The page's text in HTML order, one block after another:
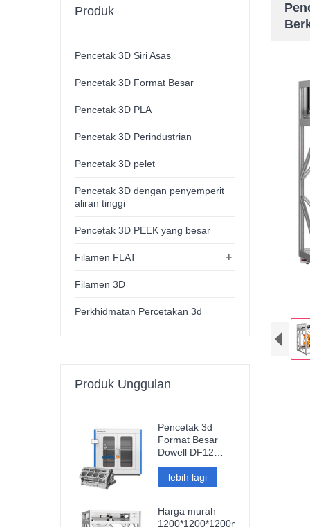
Produk
Pencetak 3D Siri Asas
Pencetak 3D Format Besar
Pencetak 3D PLA
Pencetak 3D Perindustrian
Pencetak 3D pelet
Pencetak 3D dengan penyemperit
aliran tinggi
Pencetak 3D PEEK yang besar
+
Filamen FLAT
Filamen 3D
Perkhidmatan Percetakan 3d
Produk Unggulan
Pencetak 3d
Format Besar
Dowell DF12
Baharu Mesin
Impresora 3d
Kepersisan
Model
lebih lagi
Harga murah
1200*1200*1200mm